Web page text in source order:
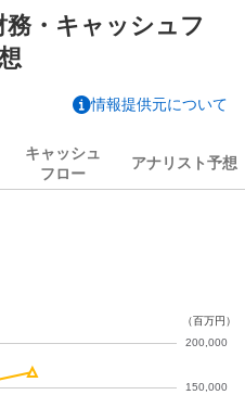
務・キャッシュフ
情報提供元について
キャッシュ
フロー
アナリスト予想